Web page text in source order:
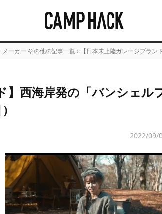
メーカー その他の記事一覧 › 【日本未上陸ガレージブラン
】西海岸発の「バンシェル
2022/09/